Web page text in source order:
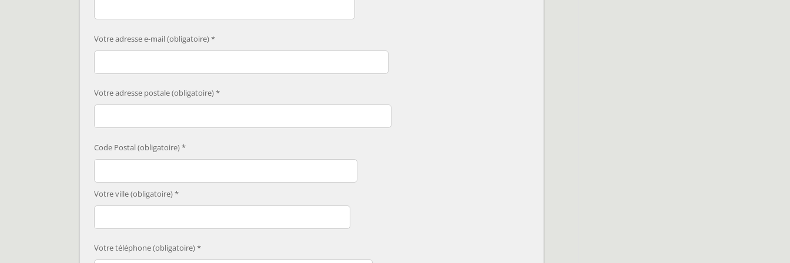
Votre adresse e-mail (obligatoire) *
Votre adresse postale (obligatoire) *
Code Postal (obligatoire) *
Votre ville (obligatoire) *
Votre téléphone (obligatoire) *